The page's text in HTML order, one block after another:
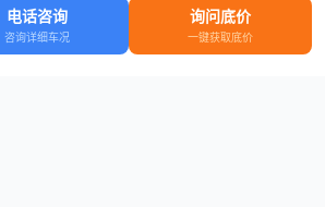
电话咨询
咨询详细车况
询问底价
一键获取底价
车源 知识 登录